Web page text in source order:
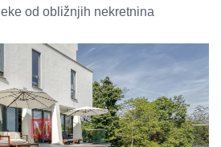
od obližnjih nekretnina